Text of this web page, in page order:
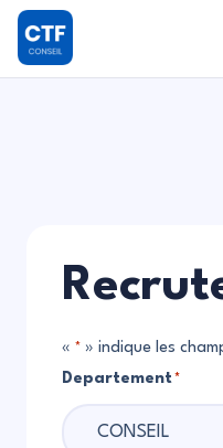
« * » indique les
Departement *